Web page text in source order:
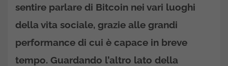
sentire parlare di Bitcoin nei vari luoghi
della vita sociale, grazie alle grandi
performance di cui è capace in breve
tempo. Guardando l’altro lato della